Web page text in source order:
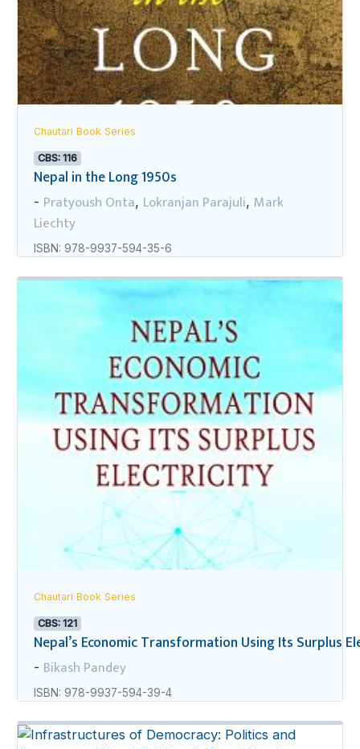
Chautari Book Series
CBS: 116
Nepal in the Long 1950s
- Pratyoush Onta, Lokranjan Parajuli, Mark
Liechty
ISBN: 978-9937-594-35-6
Chautari Book Series
CBS: 121
Nepal’s Economic Transformation Using Its Surplus
- Bikash Pandey
ISBN: 978-9937-594-39-4